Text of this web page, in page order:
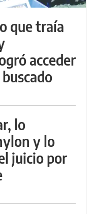
que traía
acceder
lo
y lo
juicio por